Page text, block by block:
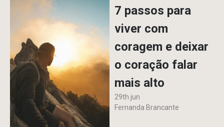
7 passos para
viver com
coragem e deixar
o coração falar
mais alto
29th jun
Fernanda Brancante